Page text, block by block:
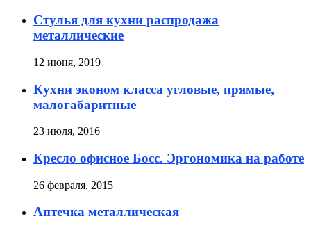
Стулья для кухни распродажа
металлические
12 июня, 2019
Кухни эконом класса угловые, прямые,
малогабаритные
23 июля, 2016
Кресло офисное Босс. Эргономика на работе
26 февраля, 2015
Аптечка металлическая